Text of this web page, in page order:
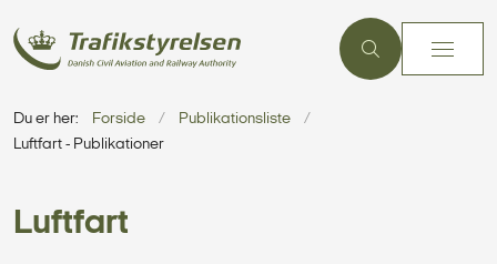
Du er her: Forside
Publikationsliste
Luftfart - Publikationer
Luftfart